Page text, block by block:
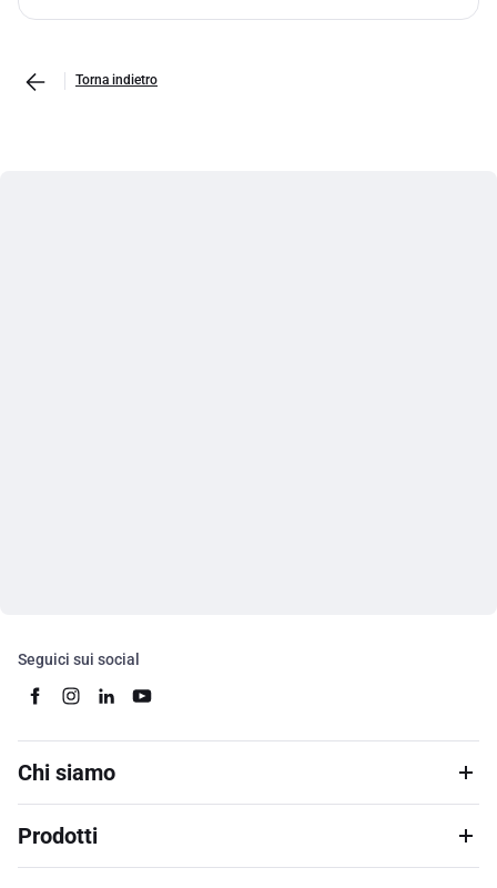
Torna indietro
Seguici sui social
Chi siamo
Prodotti